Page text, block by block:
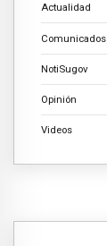
Actualidad
Comunicados
NotiSugov
Opinión
Videos